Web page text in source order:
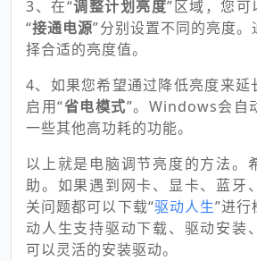
3、在“调整计划亮度”区域，您可
“接通电源”分别设置不同的亮度
择合适的亮度值。
4、如果您希望通过降低亮度来延
启用“省电模式”。Windows会自
一些其他高功耗的功能。
以上就是电脑调节亮度的方法。
助。如果遇到网卡、显卡、蓝牙
关问题都可以下载“驱动人生”进
动人生支持驱动下载、驱动安装
可以灵活的安装驱动。